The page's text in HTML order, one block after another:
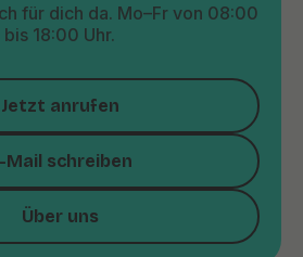
für dich da. Mo–Fr von 08:00
bis 18:00 Uhr.
Jetzt anrufen
Mail schreiben
Über uns